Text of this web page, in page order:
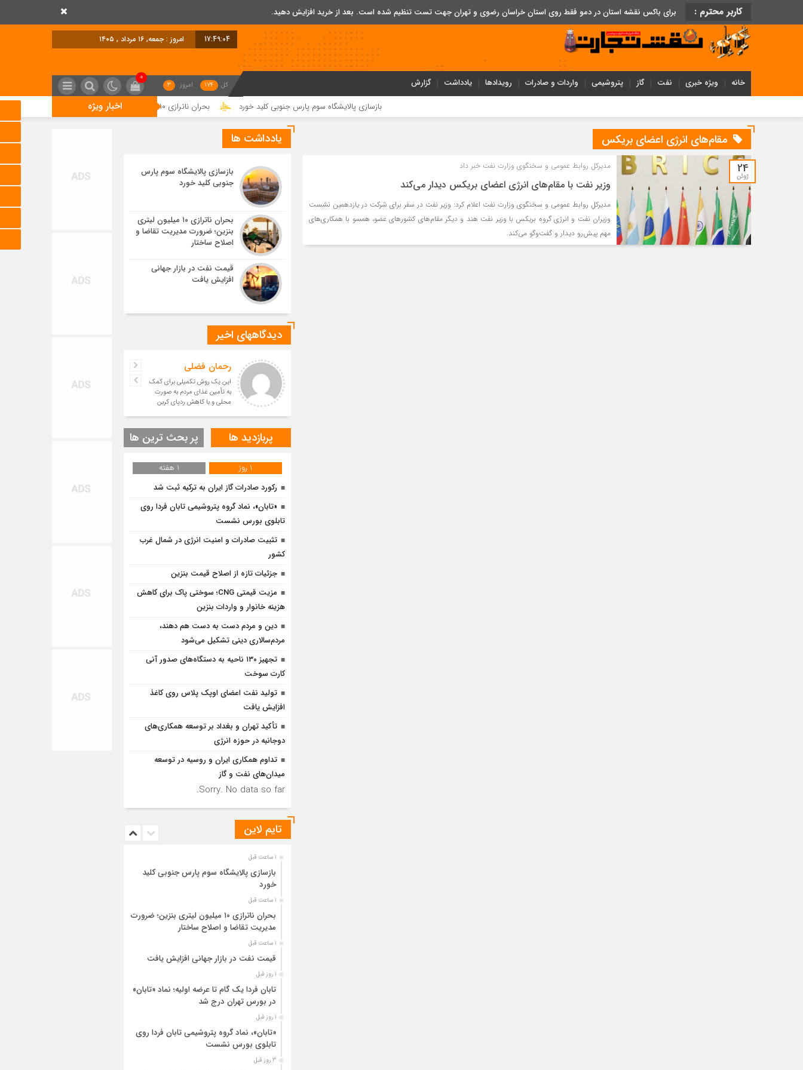
کاربر محترم : برای باکس نقشه استان در دمو فقط روی استان خراسان رضوی و تهران جهت تست تنظیم شده است. بعد از خرید افزایش دهید.
17:49:05 امروز : جمعه, ۱۶ مرداد , ۱۴۰۵
خانه ویژه خبری نفت گاز پتروشیمی واردات و صادرات رویدادها یادداشت گزارش کل 174 امروز 3
0
اخبار ویژه بازسازی پالایشگاه سوم پارس جنوبی کلید خورد بحران ناترازی ۱۰ میلیون لیتری بنزین؛ ضرورت مدیریت تقاضا و اصلاح ساختار
مقام‌های انرژی اعضای بریکس
24
ژوئن
مدیرکل روابط عمومی و سخنگوی وزارت نفت خبر داد
وزیر نفت با مقام‌های انرژی اعضای بریکس دیدار می‌کند
مدیرکل روابط عمومی و سخنگوی وزارت نفت اعلام کرد: وزیر نفت در سفر برای شرکت در یازدهمین نشست
وزیران نفت و انرژی گروه بریکس با وزیر نفت هند و دیگر مقام‌های کشورهای عضو، همسو با همکاری‌های
مهم پیش‌رو دیدار و گفت‌وگو می‌کند.
یادداشت ها
بازسازی پالایشگاه سوم پارس
جنوبی کلید خورد
بحران ناترازی ۱۰ میلیون لیتری
بنزین؛ ضرورت مدیریت تقاضا و
اصلاح ساختار
قیمت نفت در بازار جهانی
افزایش یافت
دیدگاههای اخیر
رحمان فضلی
این یک روش تکمیلی برای کمک
به تأمین غذای مردم به صورت
محلی و با کاهش ردپای کربن
پربازدید ها پر بحث ترین ها
1 روز
1 هفته
رکورد صادرات گاز ایران به ترکیه ثبت شد
«تابان»، نماد گروه پتروشیمی تابان فردا روی
تابلوی بورس نشست
تثبیت صادرات و امنیت انرژی در شمال‌ غرب
کشور
جزئیات تازه از اصلاح قیمت بنزین
مزیت قیمتی CNG؛ سوختی پاک برای کاهش
هزینه خانوار و واردات بنزین
دین و مردم دست به‌ دست هم دهند،
مردم‌سالاری دینی تشکیل می‌شود
تجهیز ۱۳۰ ناحیه به دستگاه‌های صدور آنی
کارت سوخت
تولید نفت اعضای اوپک پلاس روی کاغذ
افزایش یافت
تأکید تهران و بغداد بر توسعه همکاری‌های
دوجانبه در حوزه انرژی
تداوم همکاری ایران و روسیه در توسعه
میدان‌های نفت و گاز
Sorry. No data so far.
تایم لاین
1 ساعت قبل
بازسازی پالایشگاه سوم پارس جنوبی کلید
خورد
1 ساعت قبل
بحران ناترازی ۱۰ میلیون لیتری بنزین؛ ضرورت
مدیریت تقاضا و اصلاح ساختار
1 ساعت قبل
قیمت نفت در بازار جهانی افزایش یافت
1 روز قبل
تابان فردا یک گام تا عرضه اولیه؛ نماد «تابان»
در بورس تهران درج شد
1 روز قبل
«تابان»، نماد گروه پتروشیمی تابان فردا روی
تابلوی بورس نشست
3 روز قبل